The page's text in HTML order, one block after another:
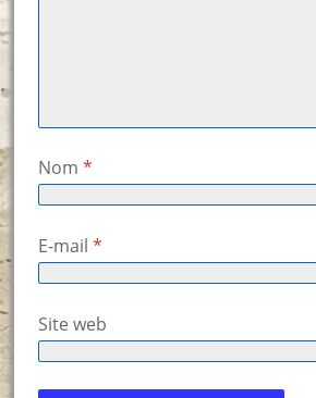
Nom *
E-mail *
Site web